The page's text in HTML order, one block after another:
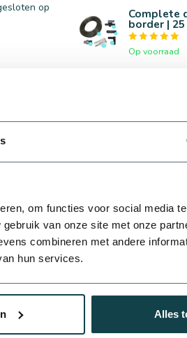
om functies voor social media
van onze site met onze
combineren met andere
hun services.
Alles
op
of mail
Complete
border |
Op voorraad
Poliext
grote
Op voorraad